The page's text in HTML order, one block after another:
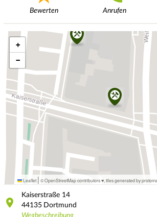
Bewerten Anrufen
+
−
Leaflet | © OpenStreetMap contributors ♥, tiles generated by
Kaiserstraße 14
44135 Dortmund